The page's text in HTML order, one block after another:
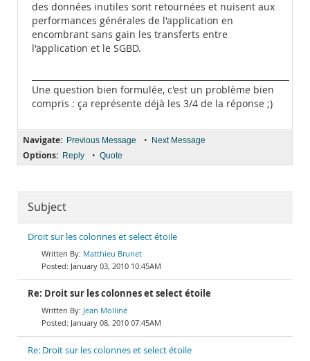
des données inutiles sont retournées et nuisent aux
performances générales de l'application en
encombrant sans gain les transferts entre
l'application et le SGBD.
Une question bien formulée, c'est un problème bien
compris : ça représente déjà les 3/4 de la réponse ;)
Navigate: Previous Message • Next Message
Options: Reply • Quote
Subject
Droit sur les colonnes et select étoile
Matthieu Brunet
January 03, 2010 10:45AM
Re: Droit sur les colonnes et select étoile
Jean Molliné
January 08, 2010 07:45AM
Re: Droit sur les colonnes et select étoile